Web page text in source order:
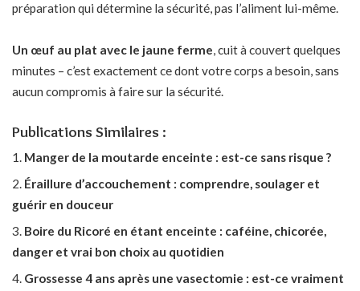
préparation qui détermine la sécurité, pas l’aliment lui-même.
Un œuf au plat avec le jaune ferme, cuit à couvert quelques
minutes – c’est exactement ce dont votre corps a besoin, sans
aucun compromis à faire sur la sécurité.
Publications Similaires :
Manger de la moutarde enceinte : est-ce sans risque ?
Éraillure d’accouchement : comprendre, soulager et
guérir en douceur
Boire du Ricoré en étant enceinte : caféine, chicorée,
danger et vrai bon choix au quotidien
Grossesse 4 ans après une vasectomie : est-ce vraiment